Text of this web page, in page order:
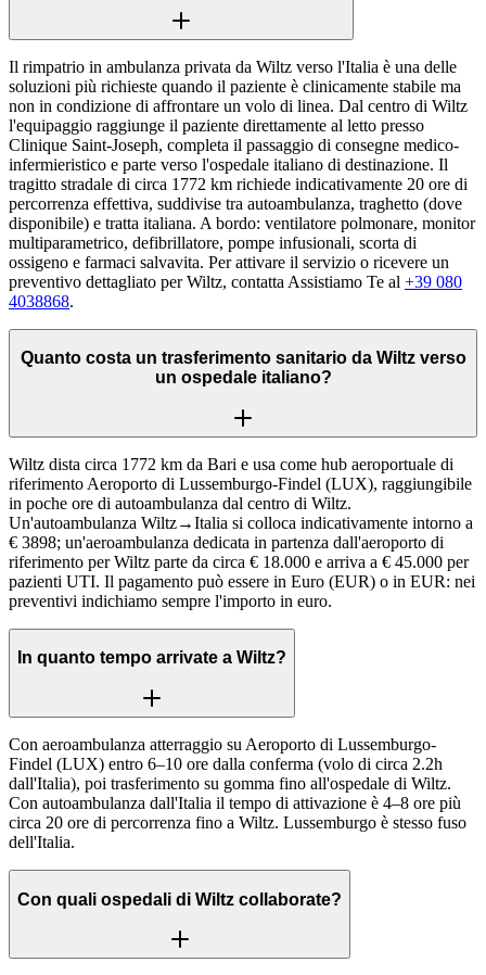
Il rimpatrio in ambulanza privata da Wiltz verso l'Italia è una delle
soluzioni più richieste quando il paziente è clinicamente stabile ma
non in condizione di affrontare un volo di linea. Dal centro di Wiltz
l'equipaggio raggiunge il paziente direttamente al letto presso
Clinique Saint-Joseph, completa il passaggio di consegne medico-
infermieristico e parte verso l'ospedale italiano di destinazione. Il
tragitto stradale di circa 1772 km richiede indicativamente 20 ore di
percorrenza effettiva, suddivise tra autoambulanza, traghetto (dove
disponibile) e tratta italiana. A bordo: ventilatore polmonare, monitor
multiparametrico, defibrillatore, pompe infusionali, scorta di
ossigeno e farmaci salvavita. Per attivare il servizio o ricevere un
preventivo dettagliato per Wiltz, contatta Assistiamo Te al +39 080
4038868.
Quanto costa un trasferimento sanitario da Wiltz verso
un ospedale italiano?
Wiltz dista circa 1772 km da Bari e usa come hub aeroportuale di
riferimento Aeroporto di Lussemburgo-Findel (LUX), raggiungibile
in poche ore di autoambulanza dal centro di Wiltz.
Un'autoambulanza Wiltz→Italia si colloca indicativamente intorno a
€ 3898; un'aeroambulanza dedicata in partenza dall'aeroporto di
riferimento per Wiltz parte da circa € 18.000 e arriva a € 45.000 per
pazienti UTI. Il pagamento può essere in Euro (EUR) o in EUR: nei
preventivi indichiamo sempre l'importo in euro.
In quanto tempo arrivate a Wiltz?
Con aeroambulanza atterraggio su Aeroporto di Lussemburgo-
Findel (LUX) entro 6–10 ore dalla conferma (volo di circa 2.2h
dall'Italia), poi trasferimento su gomma fino all'ospedale di Wiltz.
Con autoambulanza dall'Italia il tempo di attivazione è 4–8 ore più
circa 20 ore di percorrenza fino a Wiltz. Lussemburgo è stesso fuso
dell'Italia.
Con quali ospedali di Wiltz collaborate?